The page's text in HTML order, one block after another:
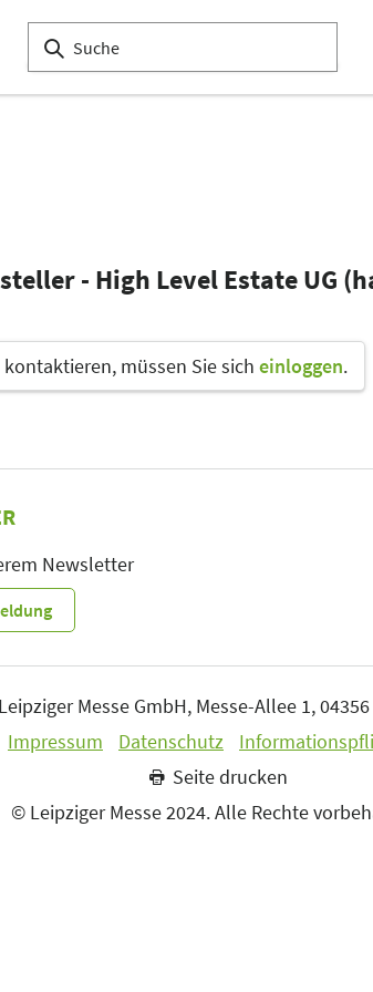
- High Level Estate UG
müssen Sie sich einloggen.
Newsletter
Leipziger Messe GmbH, Messe-Allee 1,
Impressum
Datenschutz
Seite drucken
© Leipziger Messe 2024. Alle Rechte